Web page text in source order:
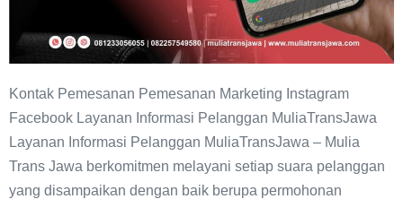
Kontak Pemesanan Pemesanan Marketing Instagram
Facebook Layanan Informasi Pelanggan MuliaTransJawa
Layanan Informasi Pelanggan MuliaTransJawa – Mulia
Trans Jawa berkomitmen melayani setiap suara pelanggan
yang disampaikan dengan baik berupa permohonan